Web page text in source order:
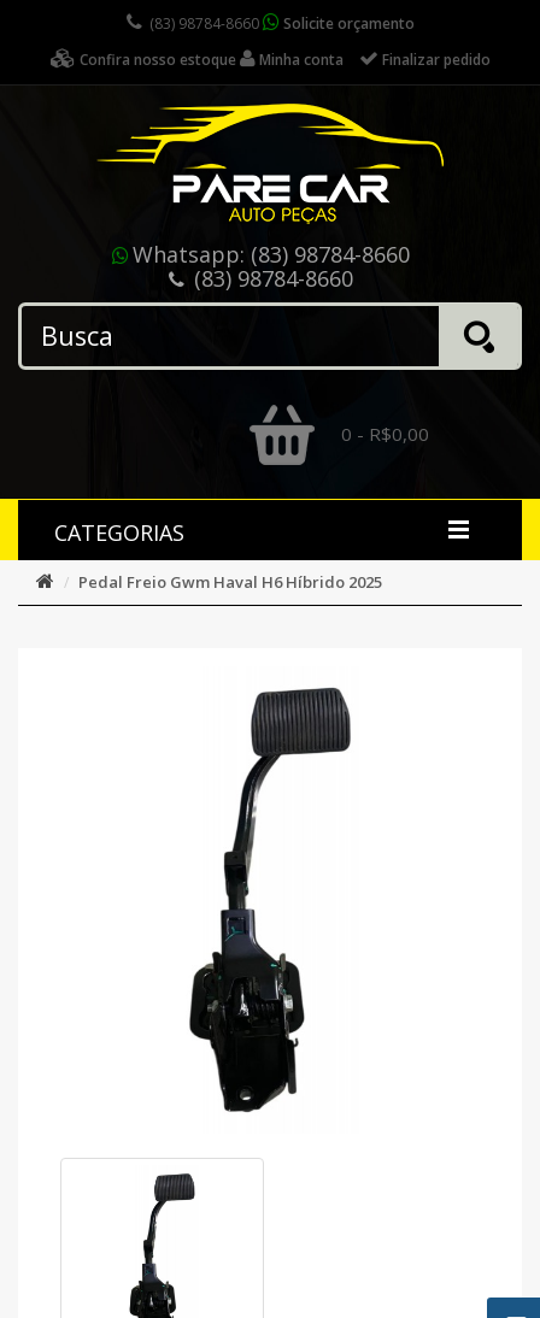
(83) 98784-8660
Solicite orçamento
Confira nosso estoque
Minha conta Finalizar pedido
Whatsapp: (83) 98784-8660
(83) 98784-8660
0 - R$0,00
CATEGORIAS
Pedal Freio Gwm Haval H6 Híbrido 2025